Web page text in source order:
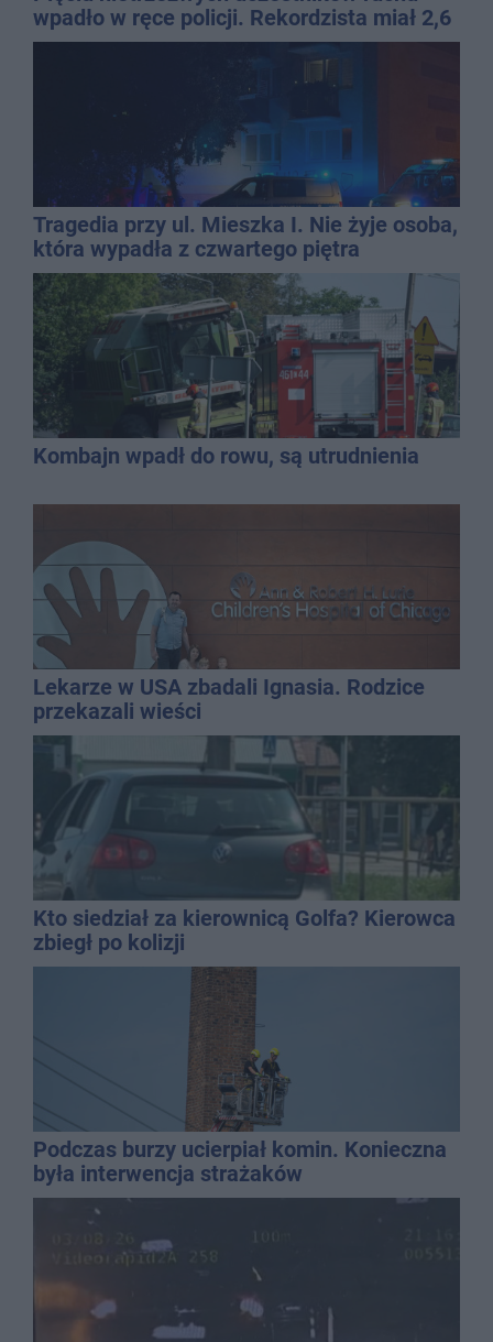
wpadło w ręce policji. Rekordzista miał 2,6
promila
Tragedia przy ul. Mieszka I. Nie żyje osoba,
która wypadła z czwartego piętra
Kombajn wpadł do rowu, są utrudnienia
Lekarze w USA zbadali Ignasia. Rodzice
przekazali wieści
Kto siedział za kierownicą Golfa? Kierowca
zbiegł po kolizji
Podczas burzy ucierpiał komin. Konieczna
była interwencja strażaków